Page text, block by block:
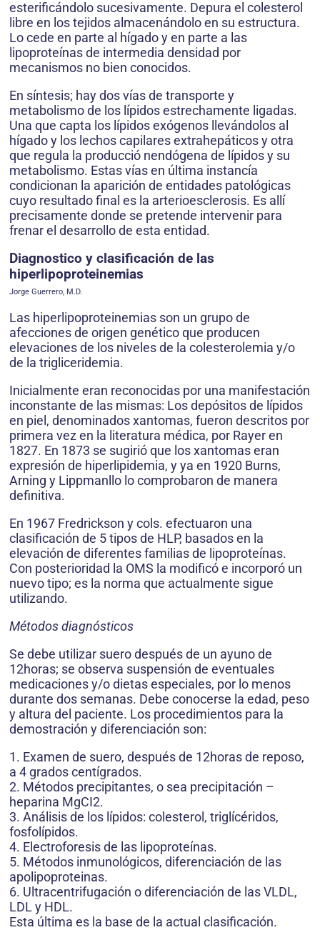
esterificándolo sucesivamente. Depura el colesterol
libre en los tejidos almacenándolo en su estructura.
Lo cede en parte al hígado y en parte a las
lipoproteínas de intermedia densidad por
mecanismos no bien conocidos.
En síntesis; hay dos vías de transporte y
metabolismo de los lípidos estrechamente ligadas.
Una que capta los lípidos exógenos llevándolos al
hígado y los lechos capilares extrahepáticos y otra
que regula la producció nendógena de lípidos y su
metabolismo. Estas vías en última instancía
condicionan la aparición de entidades patológicas
cuyo resultado final es la arterioesclerosis. Es allí
precisamente donde se pretende intervenir para
frenar el desarrollo de esta entidad.
Diagnostico y clasificación de las
hiperlipoproteinemias
Jorge Guerrero, M.D.
Las hiperlipoproteinemias son un grupo de
afecciones de origen genético que producen
elevaciones de los niveles de la colesterolemia y/o
de la trigliceridemia.
Inicialmente eran reconocidas por una manifestación
inconstante de las mismas: Los depósitos de lípidos
en piel, denominados xantomas, fueron descritos por
primera vez en la literatura médica, por Rayer en
1827. En 1873 se sugirió que los xantomas eran
expresión de hiperlipidemia, y ya en 1920 Burns,
Arning y Lippmanllo lo comprobaron de manera
definitiva.
En 1967 Fredrickson y cols. efectuaron una
clasificación de 5 tipos de HLP, basados en la
elevación de diferentes familias de lipoproteínas.
Con posterioridad la OMS la modificó e incorporó un
nuevo tipo; es la norma que actualmente sigue
utilizando.
Métodos diagnósticos
Se debe utilizar suero después de un ayuno de
12horas; se observa suspensión de eventuales
medicaciones y/o dietas especiales, por lo menos
durante dos semanas. Debe conocerse la edad, peso
y altura del paciente. Los procedimientos para la
demostración y diferenciación son:
1. Examen de suero, después de 12horas de reposo,
a 4 grados centígrados.
2. Métodos precipitantes, o sea precipitación –
heparina MgCI2.
3. Análisis de los lípidos: colesterol, triglícéridos,
fosfolípidos.
4. Electroforesis de las lipoproteínas.
5. Métodos inmunológicos, diferenciación de las
apolipoproteinas.
6. Ultracentrifugación o diferenciación de las VLDL,
LDL y HDL.
Esta última es la base de la actual clasificación.